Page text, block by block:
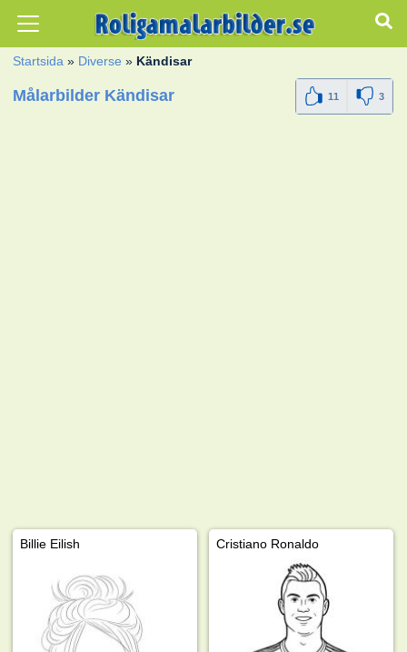
Startsida » Diverse » Kändisar
Målarbilder Kändisar 11 3
Billie Eilish Cristiano Ronaldo